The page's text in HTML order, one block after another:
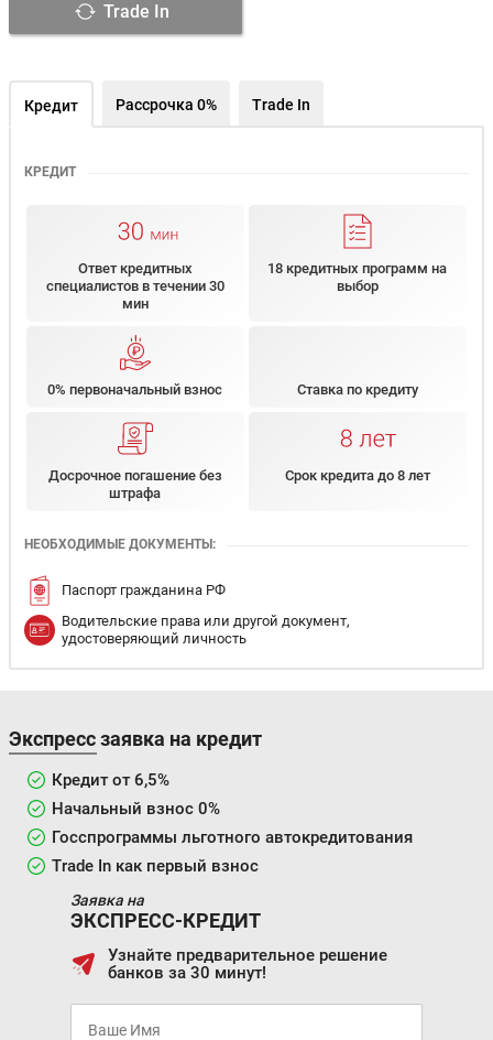
Trade In
Кредит Рассрочка 0% Trade In
КРЕДИТ
Ответ кредитных
специалистов в течении 30
мин
18 кредитных программ на
выбор
0% первоначальный взнос Ставка по кредиту
Досрочное погашение без
штрафа
Срок кредита до 8 лет
НЕОБХОДИМЫЕ ДОКУМЕНТЫ:
Паспорт гражданина РФ
Водительские права или другой документ,
удостоверяющий личность
Экспресс заявка на кредит
Кредит от 6,5%
Начальный взнос 0%
Госспрограммы льготного автокредитования
Trade In как первый взнос
Заявка на
ЭКСПРЕСС-КРЕДИТ
Узнайте предварительное решение
банков за 30 минут!